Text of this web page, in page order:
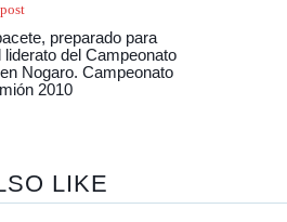
preparado para
liderato del Campeonato
Nogaro. Campeonato
2010
LIKE